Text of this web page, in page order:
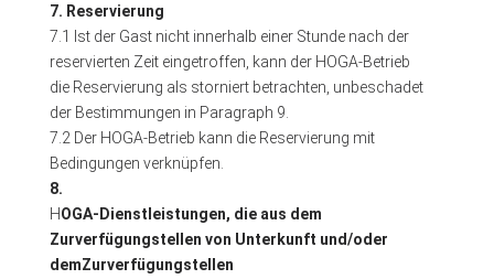
7. Reservierung
7.1 Ist der Gast nicht innerhalb einer Stunde nach der
reservierten Zeit eingetroffen, kann der HOGA-Betrieb
die Reservierung als storniert betrachten, unbeschadet
der Bestimmungen in Paragraph 9.
7.2 Der HOGA-Betrieb kann die Reservierung mit
Bedingungen verknüpfen.
8.
HOGA-Dienstleistungen, die aus dem
Zurverfügungstellen von Unterkunft und/oder
demZurverfügungstellen